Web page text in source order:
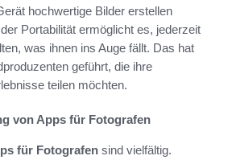
hochwertige Bilder erstellen
Portabilität ermöglicht es, jederzeit
was ihnen ins Auge fällt. Das hat
geführt, die ihre
teilen möchten.
von Apps für Fotografen
für Fotografen sind vielfältig.